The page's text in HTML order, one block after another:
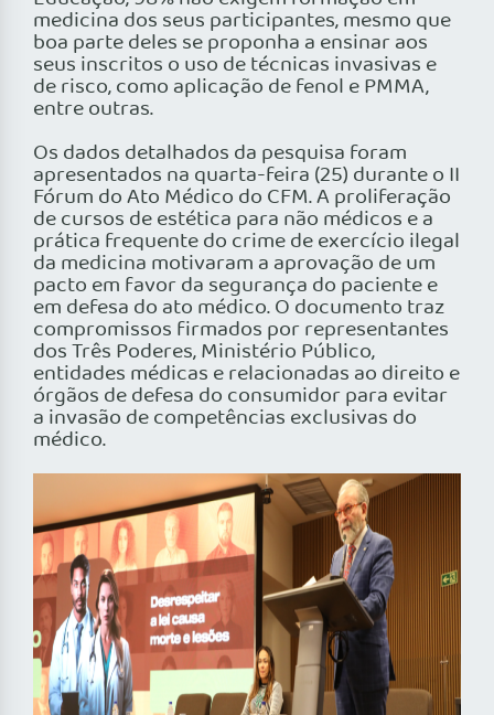
medicina dos seus participantes, mesmo que
boa parte deles se proponha a ensinar aos
seus inscritos o uso de técnicas invasivas e
de risco, como aplicação de fenol e PMMA,
entre outras.
Os dados detalhados da pesquisa foram
apresentados na quarta-feira (25) durante o II
Fórum do Ato Médico do CFM. A proliferação
de cursos de estética para não médicos e a
prática frequente do crime de exercício ilegal
da medicina motivaram a aprovação de um
pacto em favor da segurança do paciente e
em defesa do ato médico. O documento traz
compromissos firmados por representantes
dos Três Poderes, Ministério Público,
entidades médicas e relacionadas ao direito e
órgãos de defesa do consumidor para evitar
a invasão de competências exclusivas do
médico.